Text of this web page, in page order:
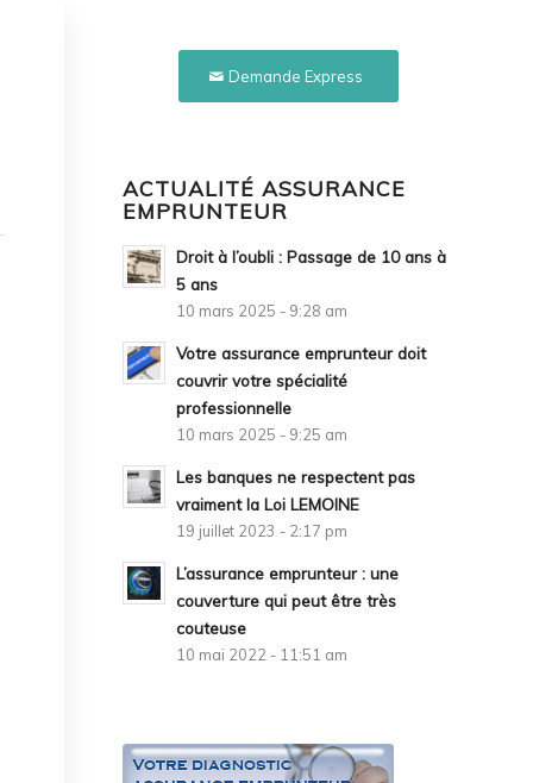
Demande Express
ACTUALITÉ ASSURANCE
EMPRUNTEUR
Droit à l’oubli : Passage de 10 ans à
5 ans
10 mars 2025 - 9:28 am
Votre assurance emprunteur doit
couvrir votre spécialité
professionnelle
10 mars 2025 - 9:25 am
Les banques ne respectent pas
vraiment la Loi LEMOINE
19 juillet 2023 - 2:17 pm
L’assurance emprunteur : une
couverture qui peut être très
couteuse
10 mai 2022 - 11:51 am